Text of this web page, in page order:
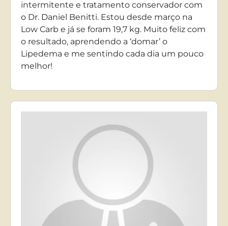
intermitente e tratamento conservador com
o Dr. Daniel Benitti. Estou desde março na
Low Carb e já se foram 19,7 kg. Muito feliz com
o resultado, aprendendo a ‘domar’ o
Lipedema e me sentindo cada dia um pouco
melhor!